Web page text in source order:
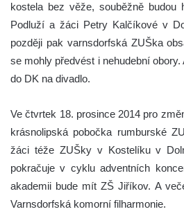
kostela bez věže, souběžně
Podluží a žáci Petry Kalčíkové v
později pak varnsdorfská ZUŠka
se mohly předvést i nehudební
do DK na divadlo.
Ve čtvrtek 18. prosince 2014 pro
krásnolipská pobočka rumburské
žáci téže ZUŠky v Kostelíku v
pokračuje v cyklu adventních
akademii bude mít ZŠ Jiříkov. A
Varnsdorfská komorní filharmonie.